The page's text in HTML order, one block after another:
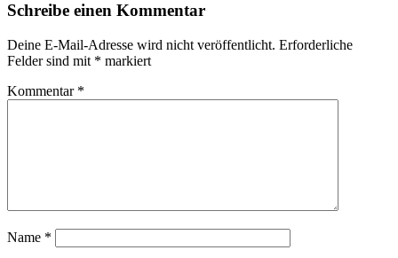
Schreibe einen Kommentar
Deine E-Mail-Adresse wird nicht veröffentlicht. Erforderliche
Felder sind mit * markiert
Kommentar *
Name *